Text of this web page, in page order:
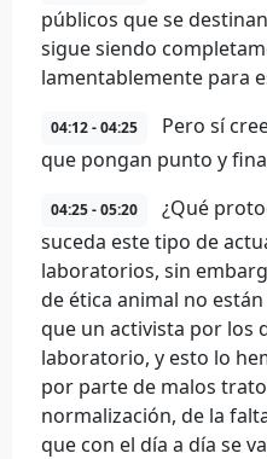
públicos que se
sigue siendo
lamentablemente para
04:12 - 04:25
Pero sí
que pongan punto y
04:25 - 05:20
¿Qué
suceda este tipo de
laboratorios, sin
de ética animal no
que un activista por los
laboratorio, y esto lo
por parte de malos
normalización, de la
que con el día a día se